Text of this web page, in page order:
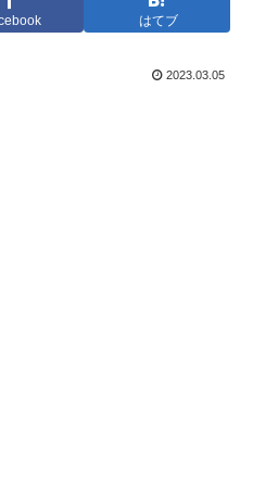
はてブ
2023.03.05